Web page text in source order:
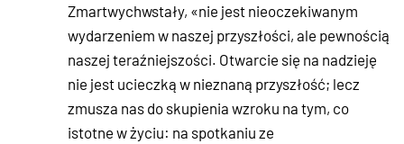
Zmartwychwstały, «nie jest nieoczekiwanym
wydarzeniem w naszej przyszłości, ale pewnością
naszej teraźniejszości. Otwarcie się na nadzieję
nie jest ucieczką w nieznaną przyszłość; lecz
zmusza nas do skupienia wzroku na tym, co
istotne w życiu: na spotkaniu ze